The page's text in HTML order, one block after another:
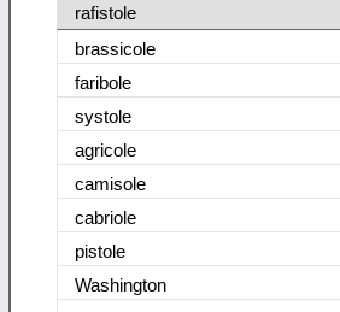
rafistole
brassicole
faribole
systole
agricole
camisole
cabriole
pistole
Washington